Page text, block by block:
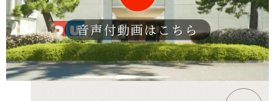
音声付動画はこちら